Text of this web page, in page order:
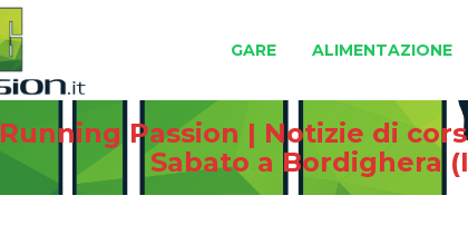
GARE ALIMENTAZIONE
Running Passion | Notizie di
Sabato a Bordighera